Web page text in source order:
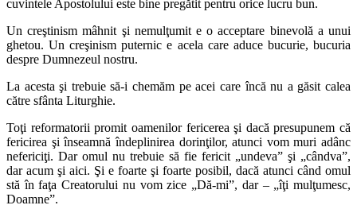
cuvintele Apostolului este bine pregătit pentru orice lucru bun.
Un creştinism mâhnit şi nemulţumit e o acceptare binevolă a unui
ghetou. Un creşinism puternic e acela care aduce bucurie, bucuria
despre Dumnezeul nostru.
La acesta şi trebuie să-i chemăm pe acei care încă nu a găsit calea
către sfânta Liturghie.
Toţi reformatorii promit oamenilor fericerea şi dacă presupunem că
fericirea şi înseamnă îndeplinirea dorinţilor, atunci vom muri adânc
nefericiţi. Dar omul nu trebuie să fie fericit „undeva” şi „cândva”,
dar acum şi aici. Şi e foarte şi foarte posibil, dacă atunci când omul
stă în faţa Creatorului nu vom zice „Dă-mi”, dar – „îţi mulţumesc,
Doamne”.